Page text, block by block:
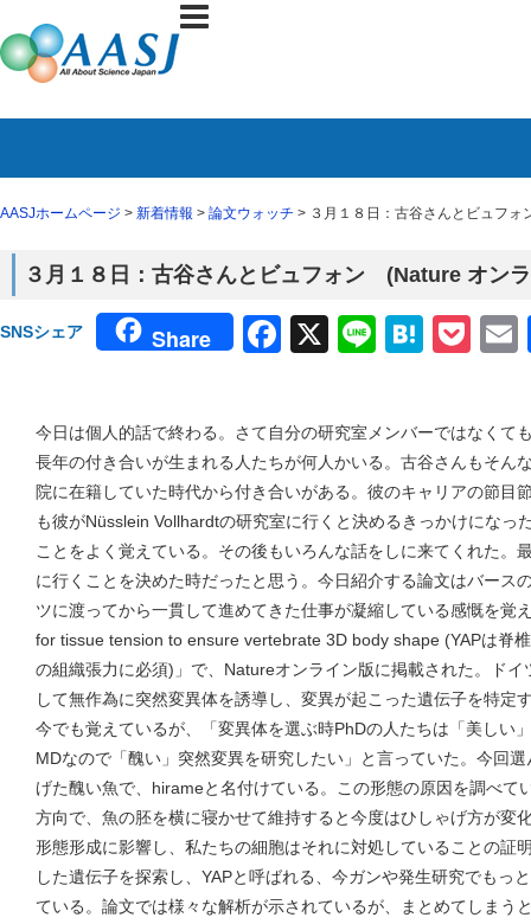
AASJホームページ > 新着情報 > 論文ウォッチ > ３月１８日：古谷さんとビュフ
３月１８日：古谷さんとビュフォン (Nature オン
SNSシェア Share Facebook
X Line
今日は個人的話で終わる。さて自分の研究室メンバーではなくて
長年の付き合いが生まれる人たちが何人かいる。古谷さんもそん
院に在籍していた時代から付き合いがある。彼のキャリアの節目
も彼がNüsslein Vollhardtの研究室に行くと決めるきっかけになっ
ことをよく覚えている。その後もいろんな話をしに来てくれた。
に行くことを決めた時だったと思う。今日紹介する論文はバース
ツに渡ってから一貫して進めてきた仕事が凝縮している感慨を覚
for tissue tension to ensure vertebrate 3D body shape (YAPは脊
の組織張力に必須)」で、Natureオンライン版に掲載された。ド
して無作為に突然変異体を誘導し、変異が起こった遺伝子を特定
今でも覚えているが、「変異体を選ぶ時PhDの人たちは「美しい
MDなので「醜い」突然変異を研究したい」と言っていた。今回
げた醜い魚で、hirameと名付けている。この形態の原因を調べて
方向で、魚の胚を横に寝かせて維持すると今度はひしゃげ方が変
形態形成に影響し、私たちの細胞はそれに対処していることの証
した遺伝子を探索し、YAPと呼ばれる、今ガンや発生研究でもっ
ている。論文では様々な解析が示されているが、まとめてしまう